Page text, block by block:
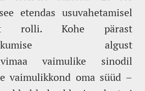
etendas usuvahetamisel
rolli. Kohe pärast
algust
vaimulike sinodil
vaimulikkond oma süüd –